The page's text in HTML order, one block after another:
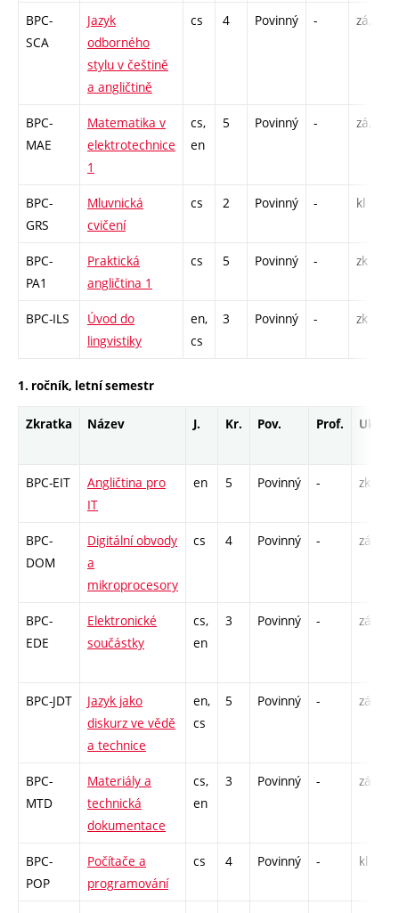
BPC-
SCA
Jazyk
odborného
stylu v češtině
a angličtině
cs 4 Povinný - zá,zk
BPC-
MAE
Matematika v
elektrotechnice
1
cs,
en
5 Povinný - zá,zk
BPC-
GRS
Mluvnická
cvičení
cs 2 Povinný - kl
BPC-
PA1
Praktická
angličtina 1
cs 5 Povinný - zk
BPC-ILS
Úvod do
lingvistiky
en,
cs
3 Povinný - zk
1. ročník, letní semestr
Zkratka Název J. Kr. Pov. Prof. Uk.
BPC-EIT
Angličtina pro
IT
en 5 Povinný - zk
BPC-
DOM
Digitální obvody
a
mikroprocesory
cs 4 Povinný - zá,zk
BPC-
EDE
Elektronické
součástky
cs,
en
3 Povinný - zá,zk
BPC-JDT
Jazyk jako
diskurz ve vědě
a technice
en,
cs
5 Povinný - zá,zk
BPC-
MTD
Materiály a
technická
dokumentace
cs,
en
3 Povinný - zá,zk
BPC-
POP
Počítače a
programování
cs 4 Povinný - kl